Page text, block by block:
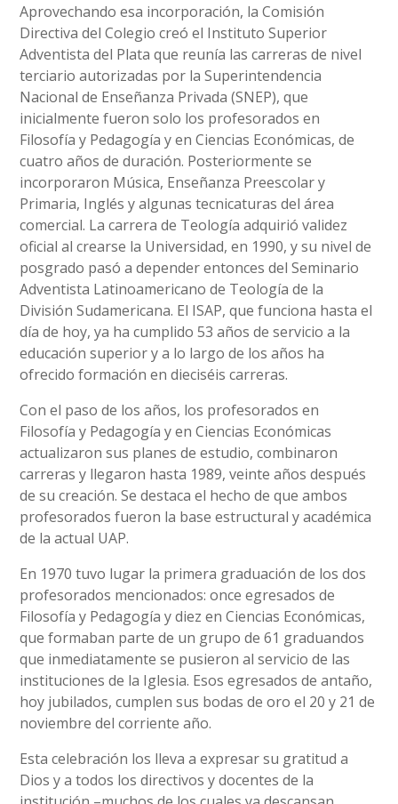
Aprovechando esa incorporación, la Comisión
Directiva del Colegio creó el Instituto Superior
Adventista del Plata que reunía las carreras de nivel
terciario autorizadas por la Superintendencia
Nacional de Enseñanza Privada (SNEP), que
inicialmente fueron solo los profesorados en
Filosofía y Pedagogía y en Ciencias Económicas, de
cuatro años de duración. Posteriormente se
incorporaron Música, Enseñanza Preescolar y
Primaria, Inglés y algunas tecnicaturas del área
comercial. La carrera de Teología adquirió validez
oficial al crearse la Universidad, en 1990, y su nivel de
posgrado pasó a depender entonces del Seminario
Adventista Latinoamericano de Teología de la
División Sudamericana. El ISAP, que funciona hasta el
día de hoy, ya ha cumplido 53 años de servicio a la
educación superior y a lo largo de los años ha
ofrecido formación en dieciséis carreras.
Con el paso de los años, los profesorados en
Filosofía y Pedagogía y en Ciencias Económicas
actualizaron sus planes de estudio, combinaron
carreras y llegaron hasta 1989, veinte años después
de su creación. Se destaca el hecho de que ambos
profesorados fueron la base estructural y académica
de la actual UAP.
En 1970 tuvo lugar la primera graduación de los dos
profesorados mencionados: once egresados de
Filosofía y Pedagogía y diez en Ciencias Económicas,
que formaban parte de un grupo de 61 graduandos
que inmediatamente se pusieron al servicio de las
instituciones de la Iglesia. Esos egresados de antaño,
hoy jubilados, cumplen sus bodas de oro el 20 y 21 de
noviembre del corriente año.
Esta celebración los lleva a expresar su gratitud a
Dios y a todos los directivos y docentes de la